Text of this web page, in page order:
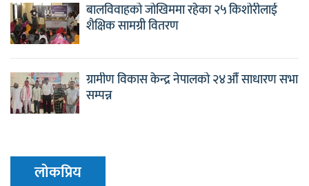
बालविवाहको जोखिममा रहेका २५ किशोरीलाई
शैक्षिक सामग्री वितरण
ग्रामीण विकास केन्द्र नेपालको २४औँ साधारण सभा
सम्पन्न
लाेकप्रिय